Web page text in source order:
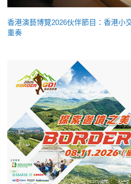
香港演藝博覽2026伙伴節目：香港
重奏